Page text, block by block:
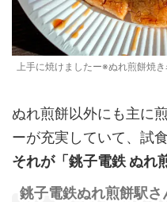
上手に焼けましたー※ぬれ煎餅焼
ぬれ煎餅以外にも主に
ーが充実していて、試
それが「銚子電鉄 ぬれ
銚子電鉄ぬれ煎餅駅さ